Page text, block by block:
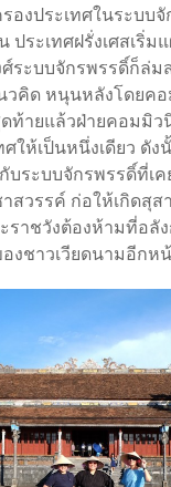
องประเทศในระบบ
ประเทศฝรั่งเศสเริ่ม
ระบบจักรพรรดิ์ก็ล่ม
วคิด หนุนหลังโดยค
ท้ายแล้วฝ่ายคอมมิว
ให้เป็นหนึ่งเดียว ดัง
กับระบบจักรพรรดิ์ที่เ
สวรรค์ ก่อให้เกิดสุ
ราชวังต้องห้ามที่อลั
งชาวเวียดนามอีกห